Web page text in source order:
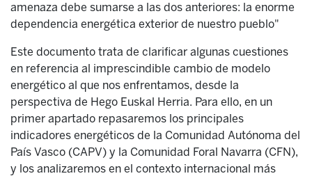
amenaza debe sumarse a las dos anteriores: la enorme
dependencia energética exterior de nuestro pueblo"
Este documento trata de clarificar algunas cuestiones
en referencia al imprescindible cambio de modelo
energético al que nos enfrentamos, desde la
perspectiva de Hego Euskal Herria. Para ello, en un
primer apartado repasaremos los principales
indicadores energéticos de la Comunidad Autónoma del
País Vasco (CAPV) y la Comunidad Foral Navarra (CFN),
y los analizaremos en el contexto internacional más